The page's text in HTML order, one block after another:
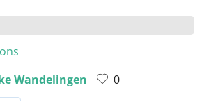
Wandelingen
0